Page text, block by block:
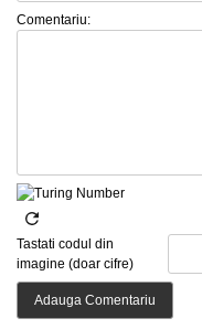
Comentariu:
Tastati codul din
imagine (doar cifre)